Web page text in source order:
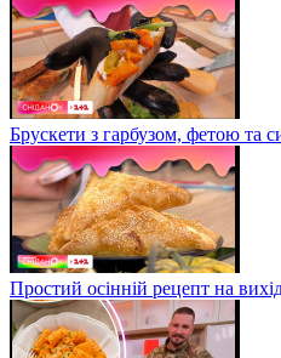
Брускети з гарбузом, фетою та
Простий осінній рецепт на